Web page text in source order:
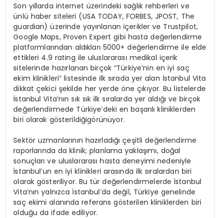
Son yıllarda internet üzerindeki sağlık rehberleri ve
ünlü haber siteleri (USA TODAY, FORBES, JPOST, The
guardian) üzerinde yayınlanan içerikler ve Trustpilot,
Google Maps, Proven Expert gibi hasta değerlendirme
platformlarından aldıkları 5000+ değerlendirme ile elde
ettikleri 4.9 rating ile uluslararası medikal içerik
sitelerinde hazırlanan birçok “Türkiye’nin en iyi saç
ekim klinikleri” listesinde ilk sırada yer alan İstanbul Vita
dikkat çekici şekilde her yerde öne çıkıyor. Bu listelerde
İstanbul Vita’nın sık sık ilk sıralarda yer aldığı ve birçok
değerlendirmede Türkiye’deki en başarılı kliniklerden
biri olarak gösterildiğigörünüyor.
Sektör uzmanlarının hazırladığı çeşitli değerlendirme
raporlarında da klinik; planlama yaklaşımı, doğal
sonuçları ve uluslararası hasta deneyimi nedeniyle
İstanbul’un en iyi klinikleri arasında ilk sıralardan biri
olarak gösteriliyor. Bu tür değerlendirmelerde İstanbul
Vita’nın yalnızca İstanbul’da değil, Türkiye genelinde
saç ekimi alanında referans gösterilen kliniklerden biri
olduğu da ifade ediliyor.